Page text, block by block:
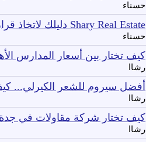
حسناء
Shary Real Estate دليلك لاتخاذ قرار عقاري مدروس
حسناء
كيف تختار بين أسعار المدارس
رشاا
أفضل سيروم للشعر الكيرلي...
رشاا
كيف تختار شركة مقاولات في
رشاا